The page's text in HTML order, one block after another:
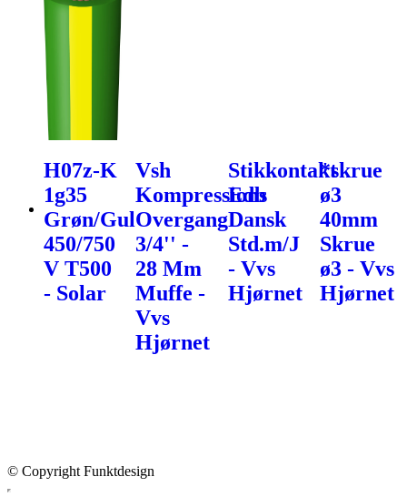
H07z-K
1g35
Grøn/Gul
450/750
V T500
- Solar
Vsh
Kompressions
Overgang
3/4'' -
28 Mm
Muffe -
Vvs
Hjørnet
Stikkontakt
Edb
Dansk
Std.m/J
- Vvs
Hjørnet
*skrue
ø3
40mm
Skrue
ø3 - Vvs
Hjørnet
© Copyright Funktdesign